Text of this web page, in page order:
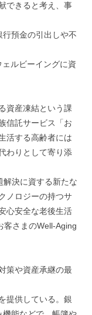
できると考え、事
預金の引出しや不
ルビーイングに資
資産凍結という課
信託サービス「お
活する高齢者には
わりとして寄り添
解決に資する新たな
ノロジーの持つサ
心安全な老後生活
客さまのWell-Aging
策や資産承継の最
提供している。銀